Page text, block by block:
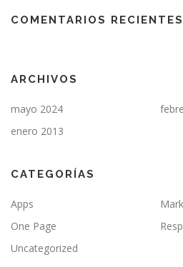
COMENTARIOS RECIENTES
ARCHIVOS
mayo 2024
enero 2013
CATEGORÍAS
Apps
One Page
Uncategorized